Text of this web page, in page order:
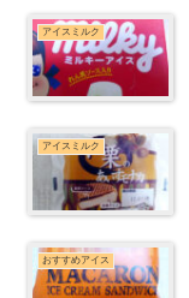
アイスミルク
アイスミルク
おすすめアイス